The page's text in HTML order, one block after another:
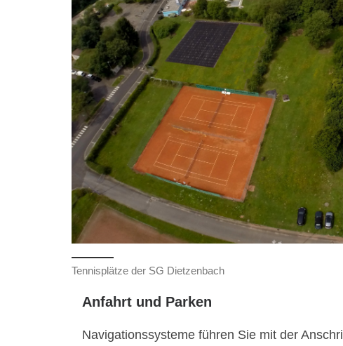
Tennisplätze der SG Dietzenbach
Anfahrt und Parken
Navigationssysteme führen Sie mit der